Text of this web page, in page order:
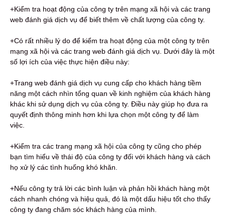
+Kiểm tra hoạt động của công ty trên mạng xã hội và các trang
web đánh giá dịch vụ để biết thêm về chất lượng của công ty.
+Có rất nhiều lý do để kiểm tra hoạt động của một công ty trên
mạng xã hội và các trang web đánh giá dịch vụ. Dưới đây là một
số lợi ích của việc thực hiện điều này:
+Trang web đánh giá dịch vụ cung cấp cho khách hàng tiềm
năng một cách nhìn tổng quan về kinh nghiệm của khách hàng
khác khi sử dụng dịch vụ của công ty. Điều này giúp họ đưa ra
quyết định thông minh hơn khi lựa chọn một công ty để làm
việc.
+Kiểm tra các trang mạng xã hội của công ty cũng cho phép
bạn tìm hiểu về thái độ của công ty đối với khách hàng và cách
họ xử lý các tình huống khó khăn.
+Nếu công ty trả lời các bình luận và phản hồi khách hàng một
cách nhanh chóng và hiệu quả, đó là một dấu hiệu tốt cho thấy
công ty đang chăm sóc khách hàng của mình.